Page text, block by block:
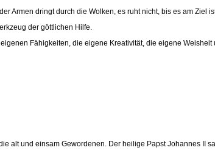
Armen dringt durch die Wolken, es ruht nicht, bis es am Ziel
der göttlichen Hilfe.
Fähigkeiten, die eigene Kreativität, die eigene
alt und einsam Gewordenen. Der heilige Papst Johannes II